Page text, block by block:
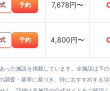
予約 7,678円〜
予約 4,800円〜
た施設を掲載しています。全施設は下の
査・基準に基づき、特におすすめする項